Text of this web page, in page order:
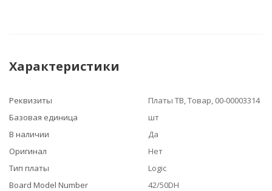
Характеристики
Реквизиты
Платы ТВ, Товар, 00-00003314
Базовая единица
шт
В наличии
Да
Оригинал
Нет
Тип платы
Logic
Board Model Number
42/50DH